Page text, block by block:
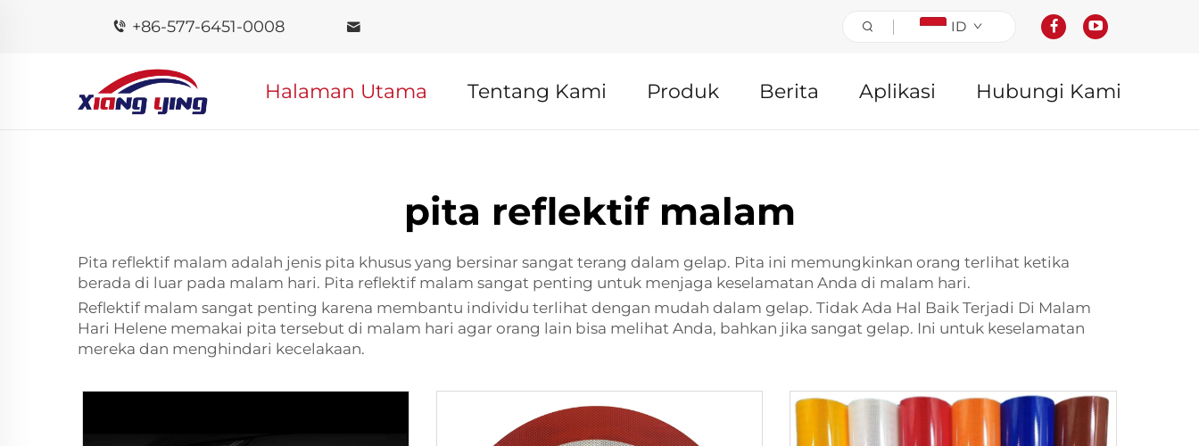
+86-577-6451-0008 ID
Halaman Utama Tentang Kami Produk Berita Aplikasi Hubungi Kami
pita reflektif malam
Pita reflektif malam adalah jenis pita khusus yang bersinar sangat terang dalam gelap. Pita ini memungkinkan orang terlihat ketika
berada di luar pada malam hari. Pita reflektif malam sangat penting untuk menjaga keselamatan Anda di malam hari.
Reflektif malam sangat penting karena membantu individu terlihat dengan mudah dalam gelap. Tidak Ada Hal Baik Terjadi Di Malam
Hari Helene memakai pita tersebut di malam hari agar orang lain bisa melihat Anda, bahkan jika sangat gelap. Ini untuk keselamatan
mereka dan menghindari kecelakaan.